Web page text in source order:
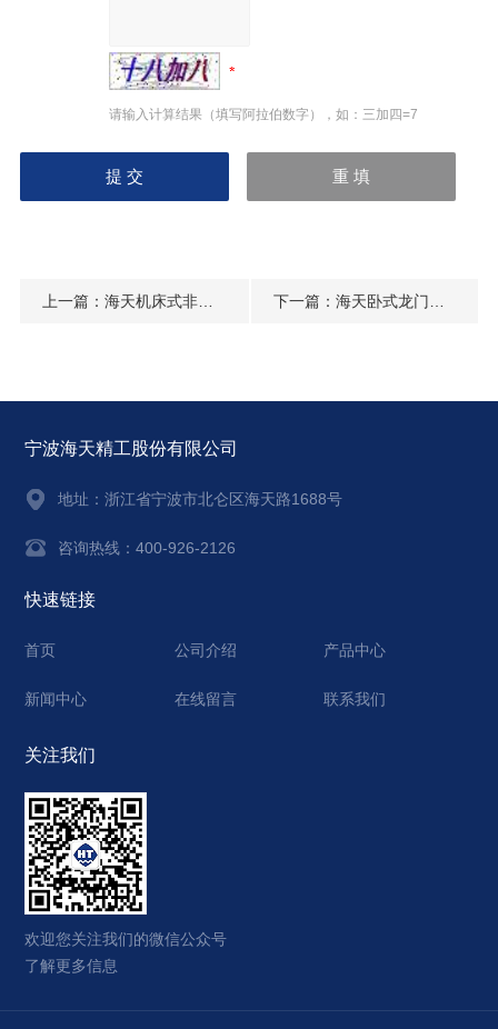
请输入计算结果（填写阿拉伯数字），如：三加四=7
上一篇： 海天机床式非金属切割机 下一篇： 海天卧式龙门熔覆专机
宁波海天精工股份有限公司
地址：浙江省宁波市北仑区海天路1688号
咨询热线：400-926-2126
快速链接
首页 公司介绍 产品中心
新闻中心 在线留言 联系我们
关注我们
欢迎您关注我们的微信公众号
了解更多信息